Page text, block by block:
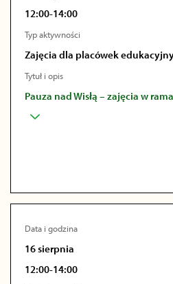
12:00-14:00
Typ aktywności
Zajęcia dla placówek
Tytuł i opis
Pauza nad Wisłą – zajęcia w
Data i godzina
16 sierpnia
12:00-14:00